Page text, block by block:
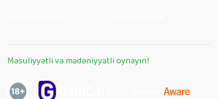
Məsuliyyətli və mədəniyyətli oynayın!